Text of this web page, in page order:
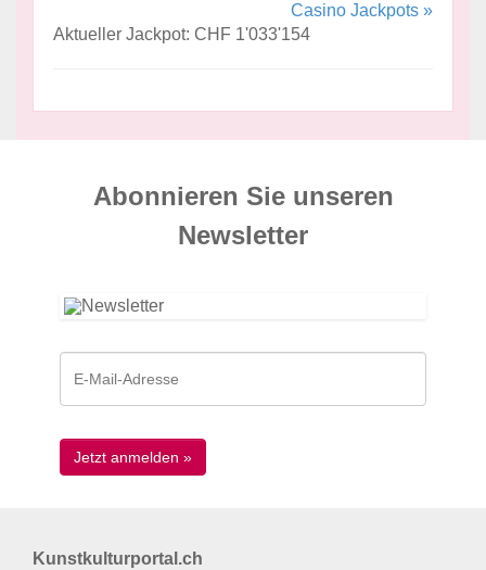
Casino Jackpots »
Aktueller Jackpot: CHF 1'033'154
Abonnieren Sie unseren
News­letter
Kunstkulturportal.ch